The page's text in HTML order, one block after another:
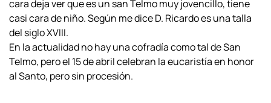
cara deja ver que es un san Telmo muy jovencillo, tiene
casi cara de niño. Según me dice D. Ricardo es una talla
del siglo XVIII.
En la actualidad no hay una cofradía como tal de San
Telmo, pero el 15 de abril celebran la eucaristía en honor
al Santo, pero sin procesión.